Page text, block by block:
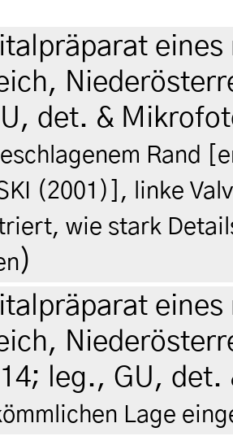
det. &
Rand
(2001)], linke
wie stark
)
leg., GU,
Lage